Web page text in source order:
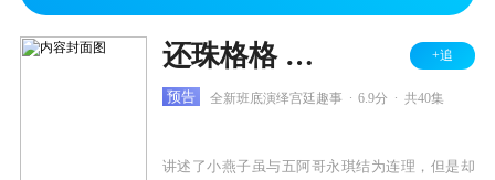
还珠格格 第三部 +追
预告 全新班底演绎宫廷趣事 6.9分 共40集
讲述了小燕子虽与五阿哥永琪结为连理，但是却